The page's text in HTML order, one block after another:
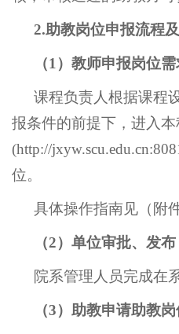
2.助教岗位申报流程
（1）教师申报岗位需
课程负责人根据课程
报条件的前提下，进入
(http://
位。
具体操作指南见（附
（2）单位审批、发布
院系管理人员完成在
（3）助教申请助教岗